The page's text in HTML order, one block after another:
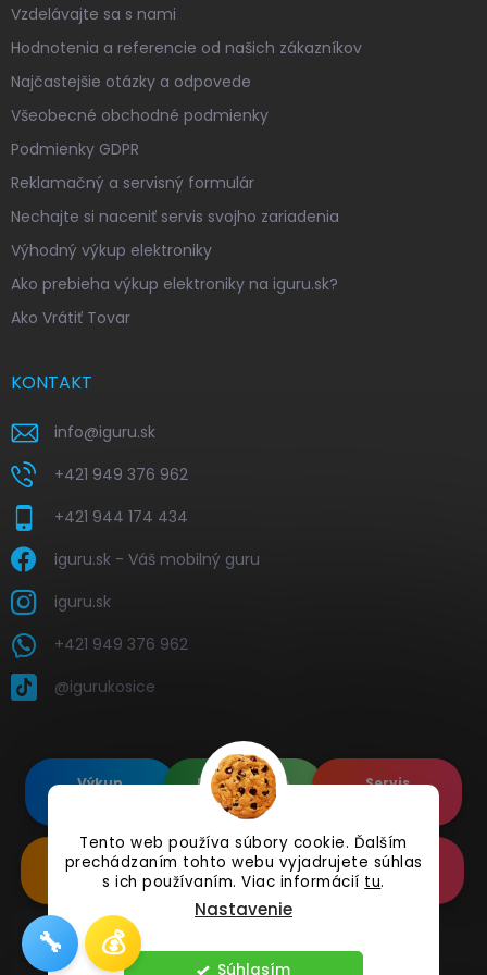
Tento web používa súbory cookie. Ďalším
prechádzaním tohto webu vyjadrujete súhlas
s ich používaním. Viac informácií tu.
Nastavenie
Súhlasím
Vzdelávajte sa s nami
Hodnotenia a referencie od našich zákazníkov
Najčastejšie otázky a odpovede
Všeobecné obchodné podmienky
Podmienky GDPR
Reklamačný a servisný formulár
Nechajte si naceniť servis svojho zariadenia
Výhodný výkup elektroniky
Ako prebieha výkup elektroniky na iguru.sk?
Ako Vrátiť Tovar
KONTAKT
info@iguru.sk
+421 949 376 962
+421 944 174 434
iguru.sk - Váš mobilný guru
iguru.sk
+421 949 376 962
@igurukosice
Výkup
Renovované
Apple's
Servis
Renovované
Samsung's
Doplnkové
Príslušenstvo
Online
Reklamácia
Copyright 2026 iguru.sk. Všetky práva vyhradené.
🔧 💰